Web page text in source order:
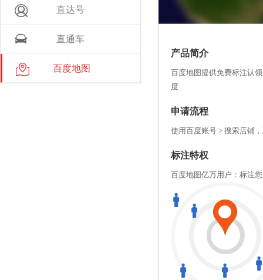
直达号
直通车
百度地图
产品简介
百度地图提供免费标注认
度
申请流程
使用百度账号 > 搜索店铺
标注特权
百度地图亿万用户：标注